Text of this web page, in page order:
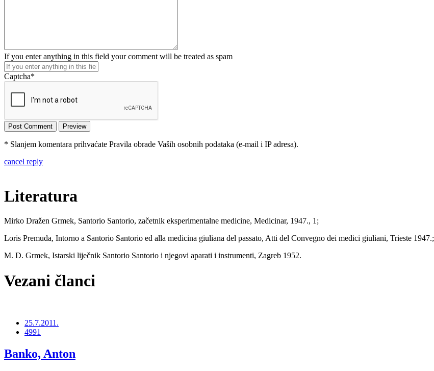
If you enter anything in this field your comment will be treated as spam
Captcha*
* Slanjem komentara prihvaćate Pravila obrade Vaših osobnih podataka (e-mail i IP adresa).
cancel reply
Literatura
Mirko Dražen Grmek, Santorio Santorio, začetnik eksperimentalne medicine, Medicinar, 1947., 1;
Loris Premuda, Intorno a Santorio Santorio ed alla medicina giuliana del passato, Atti del Convegno dei medici giuliani, Trieste 1947.;
M. D. Grmek, Istarski liječnik Santorio Santorio i njegovi aparati i instrumenti, Zagreb 1952.
Vezani članci
25.7.2011.
4991
Banko, Anton